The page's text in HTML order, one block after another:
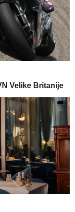
Velike Britanije